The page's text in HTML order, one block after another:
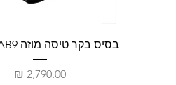
בסיס בקר טיסה מוזה MOZA AB9
מחיר